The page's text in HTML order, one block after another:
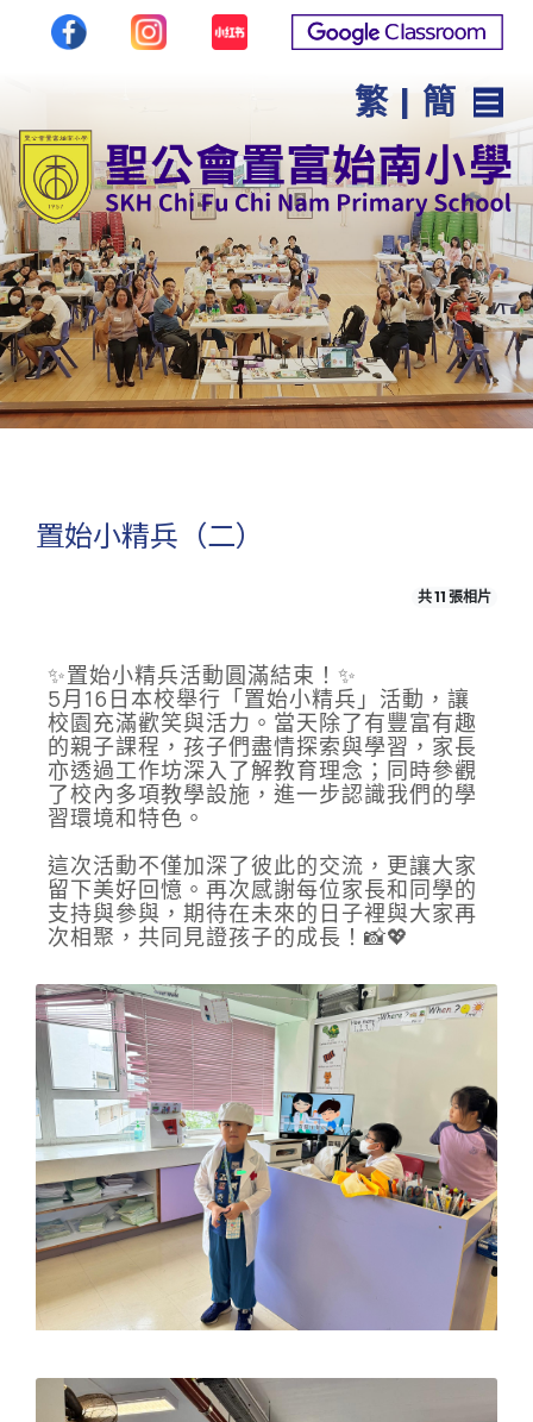
繁 | 簡
置始小精兵（二）
共 11 張相片
✨置始小精兵活動圓滿結束！✨
5月16日本校舉行「置始小精兵」活動，讓
校園充滿歡笑與活力。當天除了有豐富有趣
的親子課程，孩子們盡情探索與學習，家長
亦透過工作坊深入了解教育理念；同時參觀
了校內多項教學設施，進一步認識我們的學
習環境和特色。
這次活動不僅加深了彼此的交流，更讓大家
留下美好回憶。再次感謝每位家長和同學的
支持與參與，期待在未來的日子裡與大家再
次相聚，共同見證孩子的成長！📸💖